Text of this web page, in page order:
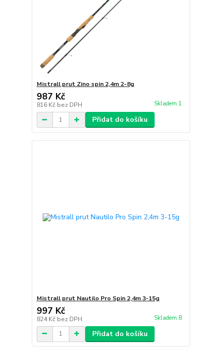
Mistrall prut Zino spin 2,4m 2-8g
987 Kč
816 Kč bez DPH Skladem 1
Přidat do košíku
Mistrall prut Nautilo Pro Spin 2,4m 3-15g
997 Kč
824 Kč bez DPH Skladem 8
Přidat do košíku